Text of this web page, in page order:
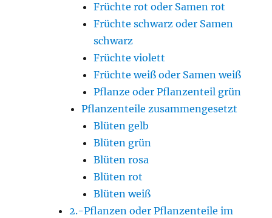
Früchte rot oder Samen rot
Früchte schwarz oder Samen
schwarz
Früchte violett
Früchte weiß oder Samen weiß
Pflanze oder Pflanzenteil grün
Pflanzenteile zusammengesetzt
Blüten gelb
Blüten grün
Blüten rosa
Blüten rot
Blüten weiß
2.-Pflanzen oder Pflanzenteile im